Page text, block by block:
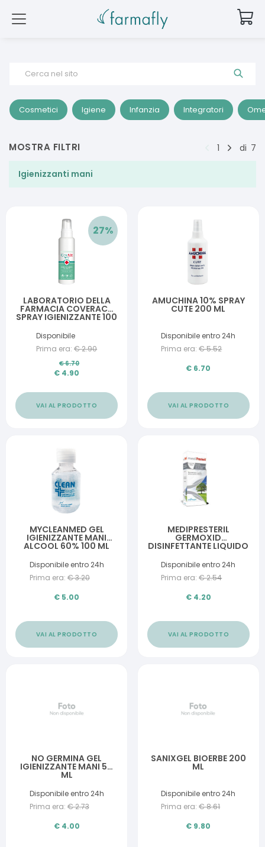
Cerca nel sito
Cosmetici Igiene Infanzia Integratori
MOSTRA FILTRI 1 di 7
Igienizzanti mani
27%
LABORATORIO DELLA
FARMACIA COVERACT
SPRAY IGIENIZZANTE 100
Disponibile
Prima era: €2.90
€6.70
€ 4.90
VAI AL PRODOTTO
AMUCHINA 10% SPRAY
CUTE 200 ML
Disponibile entro 24h
Prima era: €5.52
€ 6.70
VAI AL PRODOTTO
MYCLEANMED GEL
IGIENIZZANTE MANI
ALCOOL 60% 100 ML
Disponibile entro 24h
Prima era: €3.20
€ 5.00
VAI AL PRODOTTO
MEDIPRESTERIL
GERMOXID
DISINFETTANTE LIQUIDO
CLOREXIDINA 250 ML
Disponibile entro 24h
Prima era: €2.54
€ 4.20
VAI AL PRODOTTO
NO GERMINA GEL
IGIENIZZANTE MANI 50
ML
Disponibile entro 24h
Prima era: €2.73
€ 4.00
SANIXGEL BIOERBE 200
ML
Disponibile entro 24h
Prima era: €8.61
€ 9.80